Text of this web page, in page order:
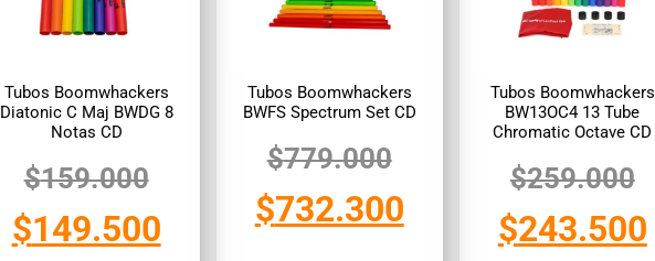
Tubos Boomwhackers
Diatonic C Maj BWDG 8
Notas CD
$159.000
$149.500
Tubos Boomwhackers
BWFS Spectrum Set CD
$779.000
$732.300
Tubos Boomwhackers
BW13OC4 13 Tube
Chromatic Octave CD
$259.000
$243.500